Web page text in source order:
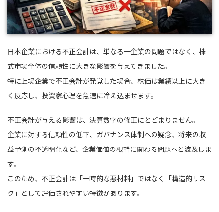
日本企業における不正会計は、単なる一企業の問題ではなく、株
式市場全体の信頼性に大きな影響を与えてきました。
特に上場企業で不正会計が発覚した場合、株価は業績以上に大き
く反応し、投資家心理を急速に冷え込ませます。
不正会計が与える影響は、決算数字の修正にとどまりません。
企業に対する信頼性の低下、ガバナンス体制への疑念、将来の収
益予測の不透明化など、企業価値の根幹に関わる問題へと波及しま
す。
このため、不正会計は「一時的な悪材料」ではなく「構造的リス
ク」として評価されやすい特徴があります。